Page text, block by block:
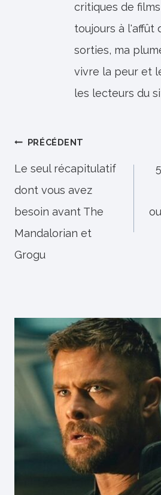
critiques de
toujours à l'affût
sorties, ma
vivre la peur et
les lecteurs du
Navigation
de
l’article
PRÉCÉDENT
Le seul récapitulatif
dont vous avez
besoin avant The
Mandalorian et
Grogu